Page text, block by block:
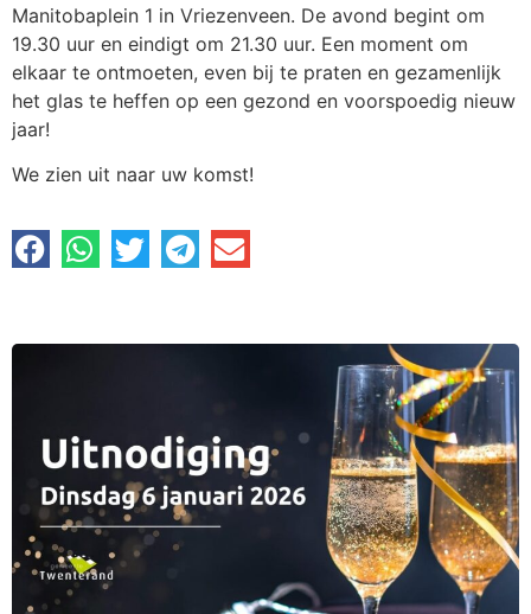
Manitobaplein 1 in Vriezenveen. De avond begint om
19.30 uur en eindigt om 21.30 uur. Een moment om
elkaar te ontmoeten, even bij te praten en gezamenlijk
het glas te heffen op een gezond en voorspoedig nieuw
jaar!
We zien uit naar uw komst!